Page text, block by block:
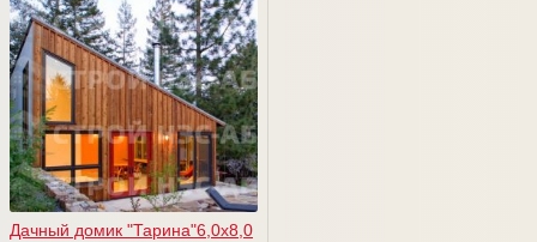
Дачный домик "Тарина"6,0х8,0